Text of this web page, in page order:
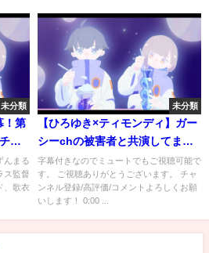
未分類
！第
ー
イ
んまる
ス監督
、歌衣
未分類
【ひろゆき×ティモンディ】ガー
シーchの被害者と共演してます
けど、裏ではやっぱり●●でした
【切り抜き 東谷義和 ガーシー 鎌
倉殿の13人 新垣結衣 小栗旬 ヒ
字幕付きなのでミュートでもご視聴可能で
す。 ご視聴ありがとうございます。 チャ
ンネル登録/高評価/コメントよろしくお願
いします！ 0:00 ...